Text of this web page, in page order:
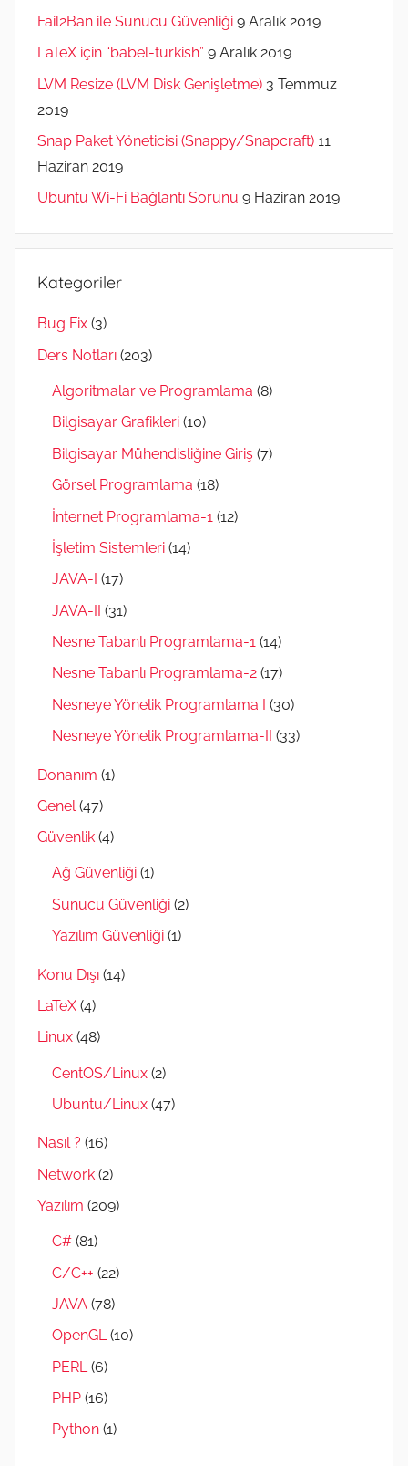
Fail2Ban ile Sunucu Güvenliği 9 Aralık 2019
LaTeX için “babel-turkish” 9 Aralık 2019
LVM Resize (LVM Disk Genişletme) 3 Temmuz
2019
Snap Paket Yöneticisi (Snappy/Snapcraft) 11
Haziran 2019
Ubuntu Wi-Fi Bağlantı Sorunu 9 Haziran 2019
Kategoriler
Bug Fix (3)
Ders Notları (203)
Algoritmalar ve Programlama (8)
Bilgisayar Grafikleri (10)
Bilgisayar Mühendisliğine Giriş (7)
Görsel Programlama (18)
İnternet Programlama-1 (12)
İşletim Sistemleri (14)
JAVA-I (17)
JAVA-II (31)
Nesne Tabanlı Programlama-1 (14)
Nesne Tabanlı Programlama-2 (17)
Nesneye Yönelik Programlama I (30)
Nesneye Yönelik Programlama-II (33)
Donanım (1)
Genel(47)
Güvenlik (4)
Ağ Güvenliği (1)
Sunucu Güvenliği (2)
Yazılım Güvenliği (1)
Konu Dışı (14)
LaTeX (4)
Linux (48)
CentOS/Linux (2)
Ubuntu/Linux (47)
Nasıl ? (16)
Network (2)
Yazılım (209)
C# (81)
C/C++ (22)
JAVA (78)
OpenGL(10)
PERL (6)
PHP (16)
Python (1)